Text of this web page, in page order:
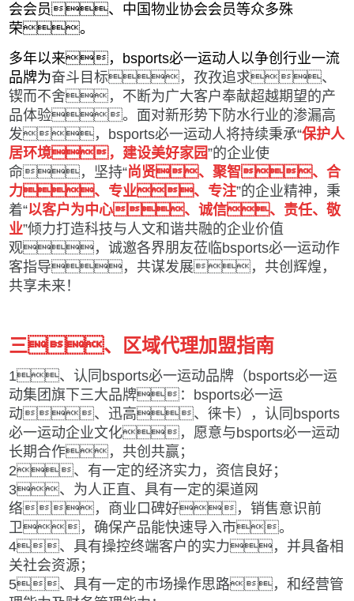
会会员、中国物业协会会员等众多殊
荣。
多年以来，bsports必一运动人以争创行业一流
品牌为奋斗目标，孜孜追求、
锲而不舍，不断为广大客户奉献超越期望的产
品体验。面对新形势下防水行业的渗漏高
发，bsports必一运动人将持续秉承“保护人
居环境，建设美好家园”的企业使
命，坚持“尚贤、聚智、合
力、专业、专注”的企业精神，秉
着“以客户为中心、诚信、责任、敬
业”倾力打造科技与人文和谐共融的企业价值
观，诚邀各界朋友莅临bsports必一运动作
客指导，共谋发展，共创辉煌，
共享未来！
三、区域代理加盟指南
1、认同bsports必一运动品牌（bsports必一运
动集团旗下三大品牌：bsports必一运
动、迅高、徕卡），认同bsports
必一运动企业文化，愿意与bsports必一运动
长期合作，共创共赢；
2、有一定的经济实力，资信良好；
3、为人正直、具有一定的渠道网
络，商业口碑好，销售意识前
卫，确保产品能快速导入市。
4、具有操控终端客户的实力，并具备相
关社会资源；
5、具有一定的市场操作思路，和经营管